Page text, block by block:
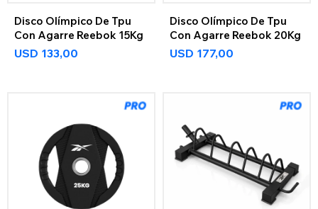
Disco Olímpico De Tpu
Con Agarre Reebok 15Kg
USD 133,00
Disco Olímpico De Tpu
Con Agarre Reebok 20Kg
USD 177,00